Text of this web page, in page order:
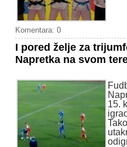
Komentara: 0
I pored želje za
Napretka na svom
15.